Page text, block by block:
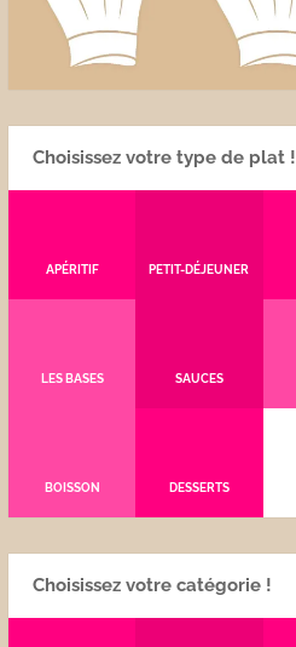
Choisissez votre type de plat !
APÉRITIF PETIT-DÉJEUNER
LES BASES SAUCES
BOISSON DESSERTS
Choisissez votre catégorie !